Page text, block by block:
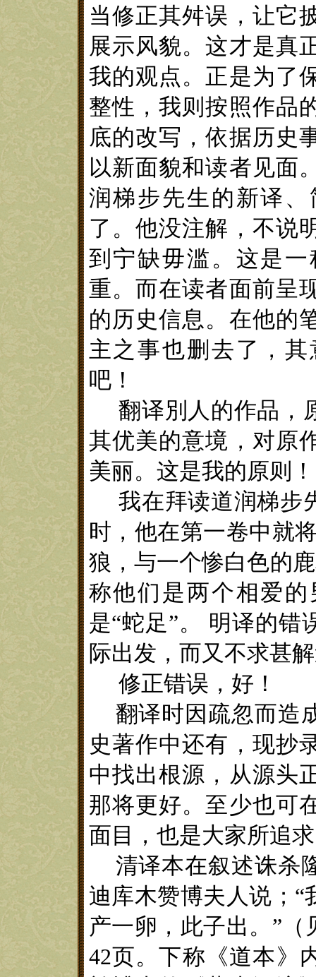
当修正其舛误，让它
展示风貌。这才是真
我的观点。正是为了
整性，我则按照作品
底的改写，依据历史
以新面貌和读者见面
润梯步先生的新译、
了 。他没注解， 不说
到宁缺毋滥。 这是一
重。 而在读者面前呈
的历史信息。 在他的
主之事也删去了，
吧！
翻译別人的作品 ，
其优美的意境，对原
美丽。这是我的原则！
我在拜读道润梯步
时 ，他在第一卷中就
狼，与一个惨白色的
称他们是两个相爱
是“蛇足”。
明译的错
际出发 ， 而又不求甚
修正错误，好！
翻译时因疏忽而造
史著作中还有，现抄
中找出根源，从源头
那将更好。 至少也可
面目
， 也是大家所追
清译本在叙述诛杀
迪库木赞博夫人说； “
产一卵，此子出。 ”（
42页。下称 《道本》